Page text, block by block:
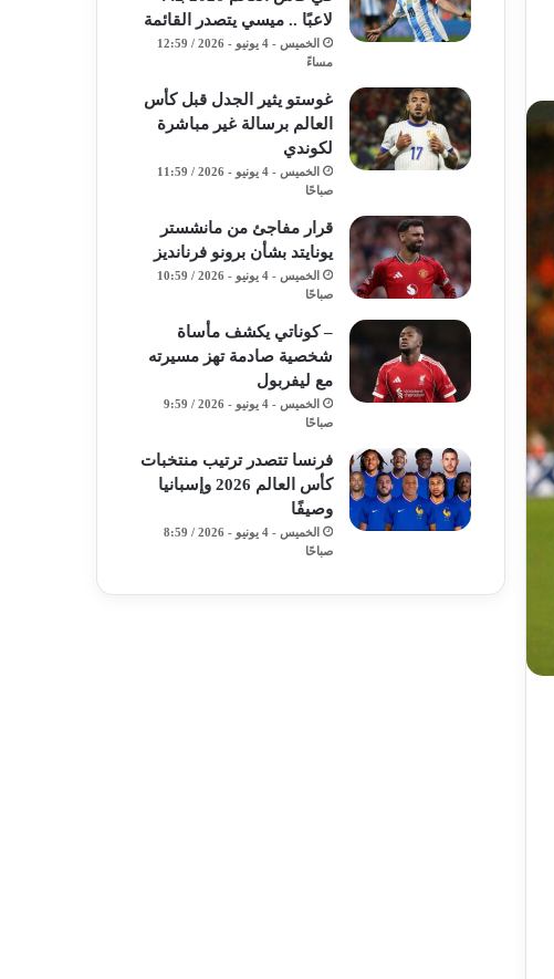
لاعبًا .. ميسي يتصدر القائمة
الخميس - 4 يونيو - 2026 / 12:59
مساءً
غوستو يثير الجدل قبل كأس
العالم برسالة غير مباشرة
لكوندي
الخميس - 4 يونيو - 2026 / 11:59
صباحًا
قرار مفاجئ من مانشستر
يونايتد بشأن برونو فرنانديز
الخميس - 4 يونيو - 2026 / 10:59
صباحًا
– كوناتي يكشف مأساة
شخصية صادمة تهز مسيرته
مع ليفربول
الخميس - 4 يونيو - 2026 / 9:59
صباحًا
فرنسا تتصدر ترتيب منتخبات
كأس العالم 2026 وإسبانيا
وصيفًا
الخميس - 4 يونيو - 2026 / 8:59
صباحًا